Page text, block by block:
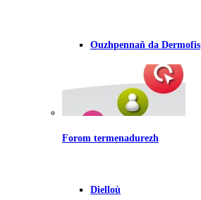
Ouzhpennañ da Dermofis
Forom termenadurezh
Dielloù